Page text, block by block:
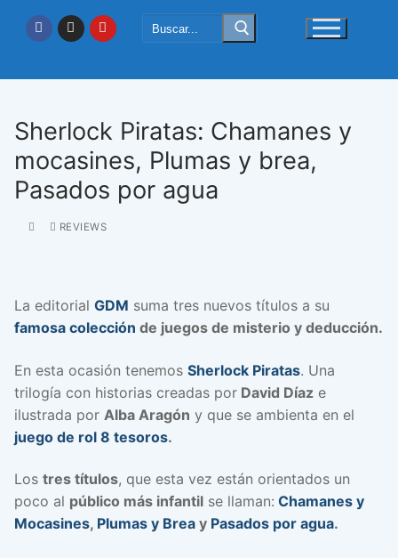
Buscar:
Sherlock Piratas: Chamanes y
mocasines, Plumas y brea,
Pasados por agua
REVIEWS
La editorial GDM suma tres nuevos títulos a su
famosa colección de juegos de misterio y deducción.
En esta ocasión tenemos Sherlock Piratas. Una
trilogía con historias creadas por David Díaz e
ilustrada por Alba Aragón y que se ambienta en el
juego de rol 8 tesoros.
Los tres títulos, que esta vez están orientados un
poco al público más infantil se llaman: Chamanes y
Mocasines, Plumas y Brea y Pasados por agua.